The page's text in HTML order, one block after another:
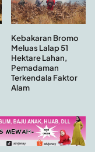
Kebakaran Bromo
Meluas Lalap 51
Hektare Lahan,
Pemadaman
Terkendala Faktor
Alam